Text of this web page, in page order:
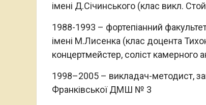
імені Д.Січинського (клас викл.
1988-1993 – фортепіанний
імені М.Лисенка (клас доцента
концертмейстер, соліст
1998–2005 – викладач-методист,
Франківської ДМШ № 3